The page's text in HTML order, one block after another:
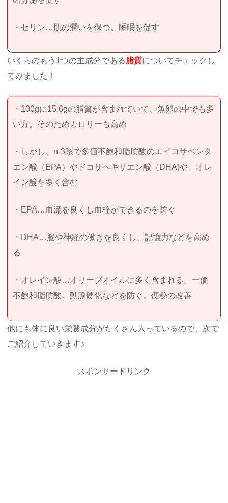
・セリン…肌の潤いを保つ。睡眠を促す
いくらのもう1つの主成分である脂質についてチェックし
てみました！
・100gに15.6gの脂質が含まれていて、魚卵の中でも多
い方。そのためカロリーも高め
・しかし、n-3系で多価不飽和脂肪酸のエイコサペンタ
エン酸（EPA）やドコサヘキサエン酸（DHA)や、オレ
イン酸を多く含む
・EPA…血流を良くし血栓ができるのを防ぐ
・DHA…脳や神経の働きを良くし、記憶力などを高め
る
・オレイン酸…オリーブオイルに多く含まれる。一価
不飽和脂肪酸。動脈硬化などを防ぐ。便秘の改善
他にも体に良い栄養成分がたくさん入っているので、次で
ご紹介していきます♪
スポンサードリンク